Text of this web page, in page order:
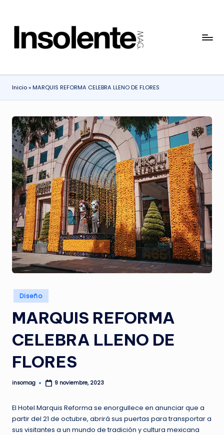
I
S
E
N
T
E
M
A
G
A
Z
I
N
E
Inicio»MARQUIS REFORMA CELEBRA LLENO DE FLORES
Publicado
en
Diseño
MARQUIS REFORMA
CELEBRA LLENO DE
FLORES
Publicado
insomag 9 noviembre, 2023
El Hotel Marquis Reforma se enorgullece en anunciar que a
partir del 21 de octubre, abrirá sus puertas para transportar a
sus visitantes a un mundo de tradición y cultura mexicana